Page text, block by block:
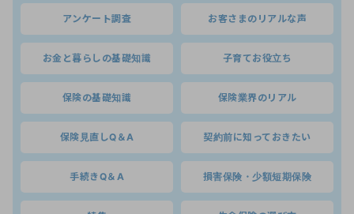
アンケート調査 お客さまのリアルな声
お金と暮らしの基礎知識 子育てお役立ち
保険の基礎知識 保険業界のリアル
保険見直しQ＆A 契約前に知っておきたい
手続きQ＆A 損害保険・少額短期保険